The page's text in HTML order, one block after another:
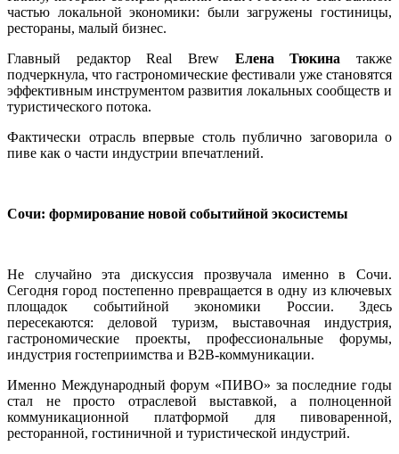
частью локальной экономики: были загружены гостиницы,
рестораны, малый бизнес.
Главный редактор Real Brew Елена Тюкинатакже
подчеркнула, что гастрономические фестивали уже становятся
эффективным инструментом развития локальных сообществ и
туристического потока.
Фактически отрасль впервые столь публично заговорила о
пиве как о части индустрии впечатлений.
Сочи: формирование новой событийной экосистемы
Не случайно эта дискуссия прозвучала именно в Сочи.
Сегодня город постепенно превращается в одну из ключевых
площадок событийной экономики России. Здесь
пересекаются: деловой туризм, выставочная индустрия,
гастрономические проекты, профессиональные форумы,
индустрия гостеприимства и B2B-коммуникации.
Именно Международный форум «ПИВО» за последние годы
стал не просто отраслевой выставкой, а полноценной
коммуникационной платформой для пивоваренной,
ресторанной, гостиничной и туристической индустрий.